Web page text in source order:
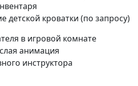
детской кроватки (по запросу)
в игровой комнате
анимация
инструктора